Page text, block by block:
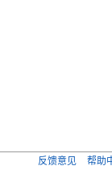
反馈意见 帮助